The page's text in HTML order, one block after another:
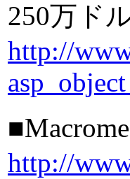
250万ド
http://
http://